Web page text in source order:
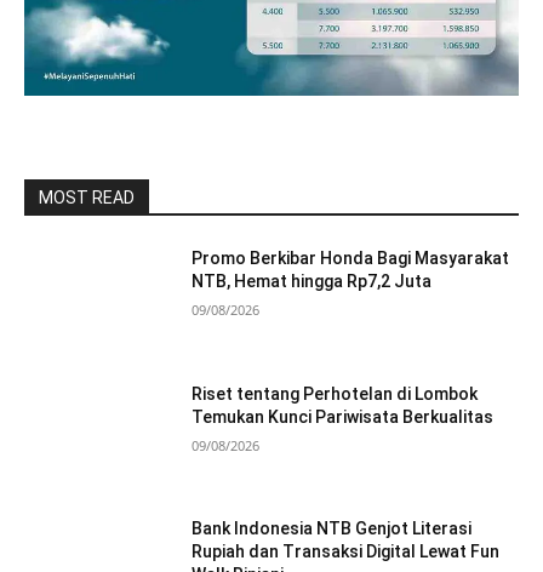
MOST READ
Promo Berkibar Honda Bagi Masyarakat
NTB, Hemat hingga Rp7,2 Juta
09/08/2026
Riset tentang Perhotelan di Lombok
Temukan Kunci Pariwisata Berkualitas
09/08/2026
Bank Indonesia NTB Genjot Literasi
Rupiah dan Transaksi Digital Lewat Fun